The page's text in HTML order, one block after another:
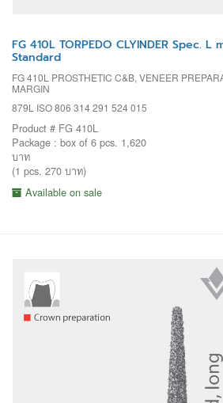
FG 410L TORPEDO CLYINDER Spec. L
Standard
FG 410L PROSTHETIC C&B, VENEER
MARGIN
879L ISO 806 314 291 524 015
Product # FG 410L
Package : box of 6 pcs. 1,620
บาท
(1 pcs. 270 บาท)
Available on sale